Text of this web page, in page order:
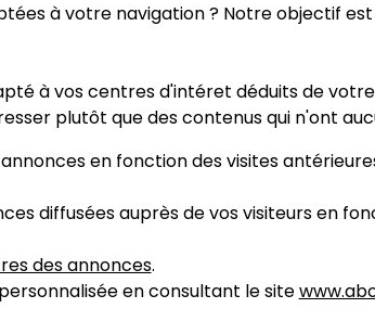
à votre navigation ? Notre objectif
à vos centres d'intéret déduits de
plutôt que des contenus qui n'ont
en fonction des visites
diffusées auprès de vos visiteurs en
des annonces.
en consultant le site